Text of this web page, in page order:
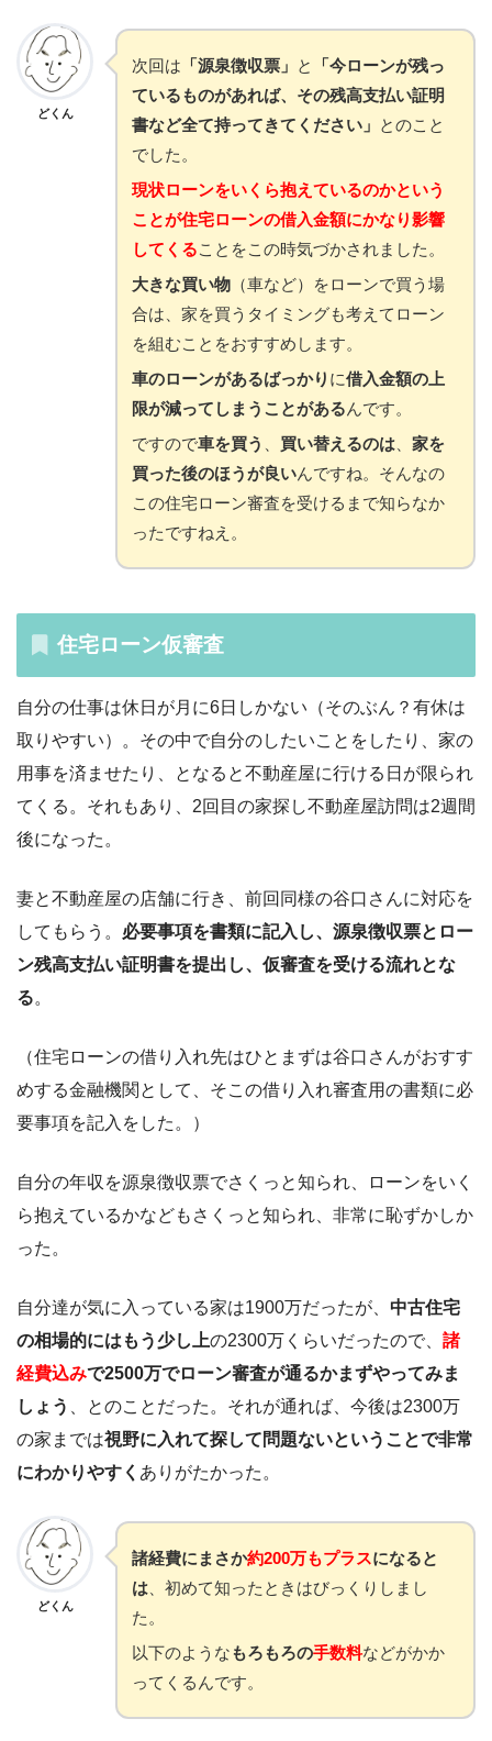
どくん
次回は 「源泉徴収票」 と
「今ローンが残っ
ているものがあれば、その残高支払い証明
書など全て持ってきてください」 とのこと
でした。
現状ローンをいくら抱えているのかという
ことが住宅ローンの借入金額にかなり影響
してくることをこの時気づかされました。
大きな買い物 （車など）をローンで買う場
合は、家を買うタイミングも考えてローン
を組むことをおすすめします。
車のローンがあるばっかり に借入金額の上
限が減ってしまうことがあるんです。
ですので車を買う 買い替えるのは
家を
買った後のほうが良いんですね。そんなの
この住宅ローン審査を受けるまで知らなか
ったですねえ。
住宅ローン仮審査
自分の仕事は休日が月に6日しかない（そのぶん？有休は
取りやすい）。その中で自分のしたいことをしたり、家の
用事を済ませたり、となると不動産屋に行ける日が限られ
てくる。それもあり、2回目の家探し不動産屋訪問は2週間
後になった。
妻と不動産屋の店舗に行き、前回同様の谷口さんに対応を
してもらう。 必要事項を書類に記入し、源泉徴収票とロー
ン残高支払い証明書を提出し、仮審査を受ける流れとな
る。
（住宅ローンの借り入れ先はひとまずは谷口さんがおすす
めする金融機関として、そこの借り入れ審査用の書類に必
要事項を記入をした。）
自分の年収を源泉徴収票でさくっと知られ、ローンをいく
ら抱えているかなどもさくっと知られ、非常に恥ずかしか
った。
自分達が気に入っている家は1900万だったが、 中古住宅
の相場的にはもう少し上の2300万くらいだったので、 諸
経費込みで2500万でローン審査が通るかまずやってみま
しょう
、とのことだった。それが通れば、今後は2300万
の家までは視野に入れて探して問題ないということで非常
にわかりやすく ありがたかった。
どくん
諸経費にまさか約200万もプラスになると
は 、初めて知ったときはびっくりしまし
た。
以下のようなもろもろの手数料などがかか
ってくるんです。